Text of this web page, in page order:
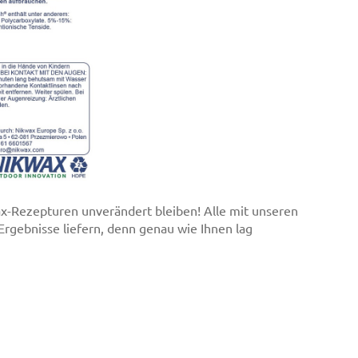
Rezepturen unverändert bleiben! Alle mit unseren
liefern, denn genau wie Ihnen lag